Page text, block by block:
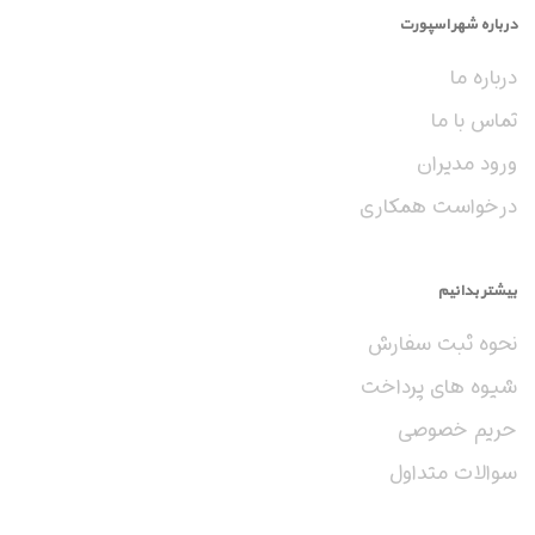
آماده‌ایم شما را در این مکان ورزشی بی‌نظیر به اسپرت و شادی بپذیریم.رزرو زمین چمن
با پارکینگ میباشد .
درباره شهر اسپورت
درباره ما
تماس با ما
ورود مدیران
درخواست همکاری
بیشتر بدانیم
نحوه ثبت سفارش
شیوه های پرداخت
حریم خصوصی
سوالات متداول